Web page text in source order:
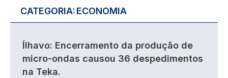
CATEGORIA:ECONOMIA
Ílhavo: Encerramento da produção de
micro-ondas causou 36 despedimentos
na Teka.